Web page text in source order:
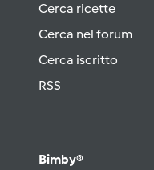
Cerca ricette
Cerca nel forum
Cerca iscritto
RSS
Bimby®